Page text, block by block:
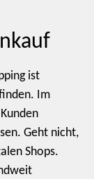
ist
Im
Geht nicht,
Shops.